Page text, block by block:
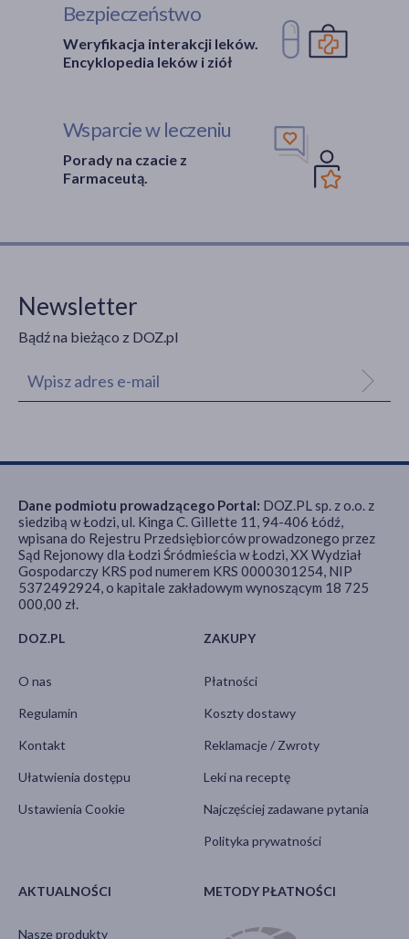
Bezpieczeństwo
Weryfikacja interakcji leków.
Encyklopedia leków i ziół
Wsparcie w leczeniu
Porady na czacie z
Farmaceutą.
Newsletter
Bądź na bieżąco z DOZ.pl
DOZ.PL
O nas
Regulamin
Kontakt
Ułatwienia dostępu
Ustawienia Cookie
ZAKUPY
Płatności
Koszty dostawy
Reklamacje / Zwroty
Leki na receptę
Najczęściej zadawane pytania
Polityka prywatności
AKTUALNOŚCI
Nasze produkty
METODY PŁATNOŚCI
Dane podmiotu prowadzącego Portal: DOZ.PL sp. z o.o. z
siedzibą w Łodzi, ul. Kinga C. Gillette 11, 94-406 Łódź,
wpisana do Rejestru Przedsiębiorców prowadzonego przez
Sąd Rejonowy dla Łodzi Śródmieścia w Łodzi, XX Wydział
Gospodarczy KRS pod numerem KRS 0000301254, NIP
5372492924, o kapitale zakładowym wynoszącym 18 725
000,00 zł.